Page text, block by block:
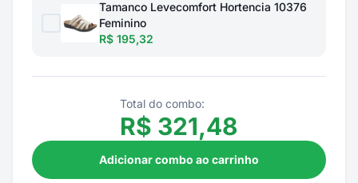
Tamanco Levecomfort Hortencia 10376
Feminino
R$ 195,32
Total do combo:
R$ 321,48
Adicionar combo ao carrinho